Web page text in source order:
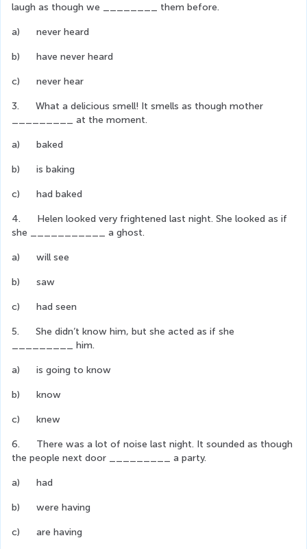
laugh as though we ________ them before.
a)      never heard
b)      have never heard
c)      never hear
3.      What a delicious smell! It smells as though mother
_________ at the moment.
a)      baked
b)      is baking
c)      had baked
4.      Helen looked very frightened last night. She looked as if
she ___________ a ghost.
a)      will see
b)      saw
c)      had seen
5.      She didn’t know him, but she acted as if she
_________ him.
a)      is going to know
b)      know
c)      knew
6.      There was a lot of noise last night. It sounded as though
the people next door _________ a party.
a)      had
b)      were having
c)      are having